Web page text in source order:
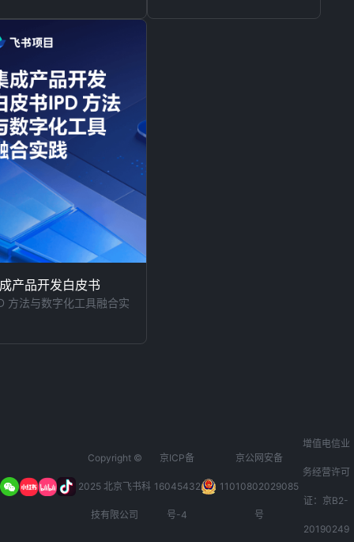
产品开发白皮书
方法与数字化工具融合实
Copyright ©
2025 北京飞书科
技有限公司
京ICP备
16045432
号-4
京公网安备
11010802029085
号
增值电信业
务经营许可
证：京B2-
20190249